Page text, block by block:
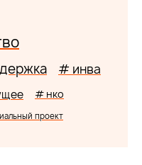
# инва
# нко
проект